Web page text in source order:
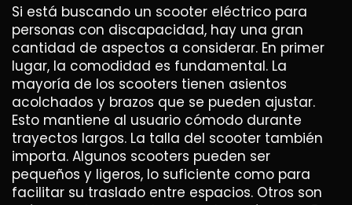
Si está buscando un scooter eléctrico para
personas con discapacidad, hay una gran
cantidad de aspectos a considerar. En primer
lugar, la comodidad es fundamental. La
mayoría de los scooters tienen asientos
acolchados y brazos que se pueden ajustar.
Esto mantiene al usuario cómodo durante
trayectos largos. La talla del scooter también
importa. Algunos scooters pueden ser
pequeños y ligeros, lo suficiente como para
facilitar su traslado entre espacios. Otros son